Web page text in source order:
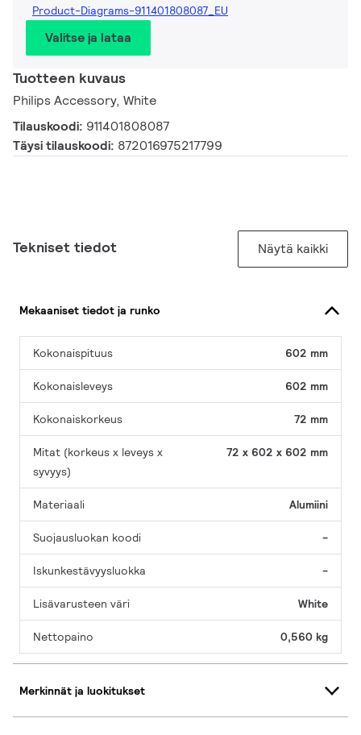
Product-Diagrams-911401808087_EU
Valitse ja lataa
Tuotteen kuvaus
Philips Accessory, White
Tilauskoodi: 911401808087
Täysi tilauskoodi: 872016975217799
Tekniset tiedot Näytä kaikki
Mekaaniset tiedot ja runko
Kokonaispituus 602 mm
Kokonaisleveys 602 mm
Kokonaiskorkeus 72 mm
Mitat (korkeus x leveys x
syvyys)
72 x 602 x 602 mm
Materiaali Alumiini
Suojausluokan koodi -
Iskunkestävyysluokka -
Lisävarusteen väri White
Nettopaino 0,560 kg
Merkinnät ja luokitukset